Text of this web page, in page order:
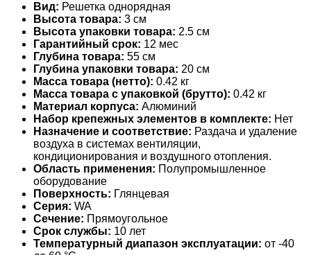
Вид: Решетка однорядная
Высота товара: 3 см
Высота упаковки товара: 2.5 см
Гарантийный срок: 12 мес
Глубина товара: 55 см
Глубина упаковки товара: 20 см
Масса товара (нетто): 0.42 кг
Масса товара с упаковкой (брутто): 0.42 кг
Материал корпуса: Алюминий
Набор крепежных элементов в комплекте: Нет
Назначение и соответствие: Раздача и удаление
воздуха в системах вентиляции,
кондиционирования и воздушного отопления.
Область применения: Полупромышленное
оборудование
Поверхность: Глянцевая
Серия: WA
Сечение: Прямоугольное
Срок службы: 10 лет
Температурный диапазон эксплуатации: от -40